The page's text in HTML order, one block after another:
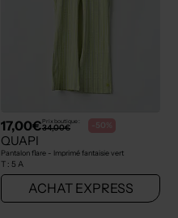
17,00€Prix boutique :
34,00€ -50%
QUAPI
Pantalon flare - Imprimé fantaisie vert
T : 5 A
ACHAT EXPRESS